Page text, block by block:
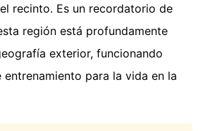
recinto. Es un recordatorio de
región está profundamente
exterior, funcionando
para la vida en la